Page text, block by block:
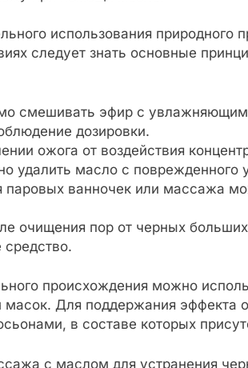
использования природного
следует знать основные
смешивать эфир с
дозировки.
ожога от воздействия
удалить масло с поврежденного
паровых ванночек или массажа
очищения пор от черных
средство.
происхождения можно
масок. Для поддержания эффекта
в составе которых
с маслом для устранения